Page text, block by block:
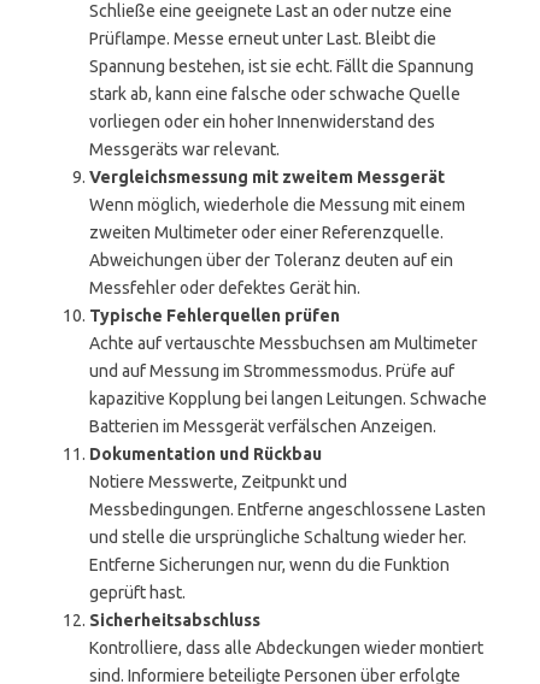
Schließe eine geeignete Last an oder nutze eine
Prüflampe. Messe erneut unter Last. Bleibt die
Spannung bestehen, ist sie echt. Fällt die Spannung
stark ab, kann eine falsche oder schwache Quelle
vorliegen oder ein hoher Innenwiderstand des
Messgeräts war relevant.
Vergleichsmessung mit zweitem Messgerät
Wenn möglich, wiederhole die Messung mit einem
zweiten Multimeter oder einer Referenzquelle.
Abweichungen über der Toleranz deuten auf ein
Messfehler oder defektes Gerät hin.
Typische Fehlerquellen prüfen
Achte auf vertauschte Messbuchsen am Multimeter
und auf Messung im Strommessmodus. Prüfe auf
kapazitive Kopplung bei langen Leitungen. Schwache
Batterien im Messgerät verfälschen Anzeigen.
Dokumentation und Rückbau
Notiere Messwerte, Zeitpunkt und
Messbedingungen. Entferne angeschlossene Lasten
und stelle die ursprüngliche Schaltung wieder her.
Entferne Sicherungen nur, wenn du die Funktion
geprüft hast.
Sicherheitsabschluss
Kontrolliere, dass alle Abdeckungen wieder montiert
sind. Informiere beteiligte Personen über erfolgte